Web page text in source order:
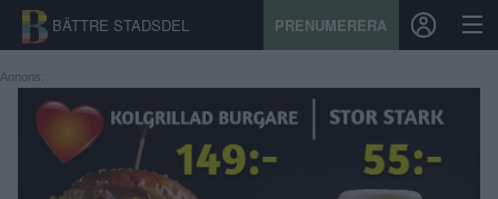
BÄTTRE STADSDEL PRENUMERERA
START
STADSDEL
Annons: